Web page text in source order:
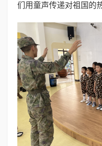
们用童声传递对祖国的